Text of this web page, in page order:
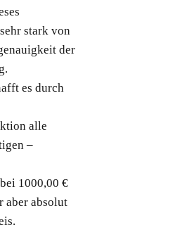
stark von
der
es durch
alle
–
1000,00 €
aber absolut